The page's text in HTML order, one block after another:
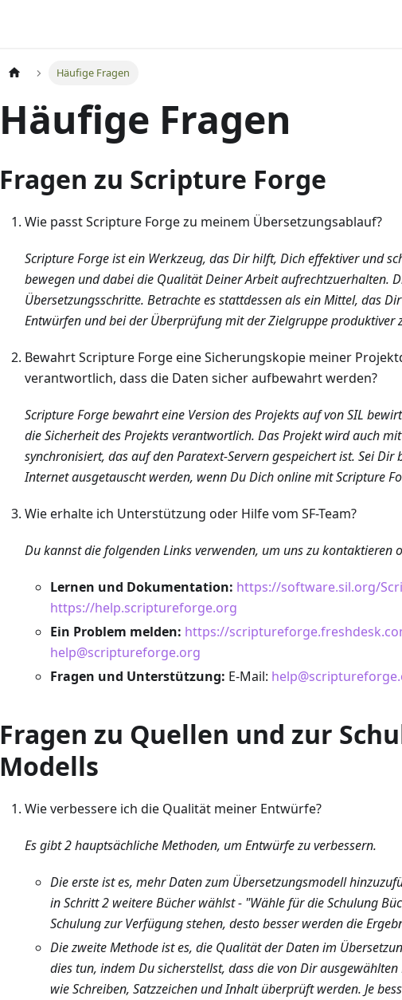
Häufige Fragen
Häufige Fragen
Fragen zu Scripture Forge
Wie passt Scripture Forge zu meinem Übersetzungsablauf?
Scripture Forge ist ein Werkzeug, das Dir hilft, Dich effektiver und
bewegen und dabei die Qualität Deiner Arbeit aufrechtzuerhalten.
Übersetzungsschritte. Betrachte es stattdessen als ein Mittel, das
Entwürfen und bei der Überprüfung mit der Zielgruppe produktiver
Bewahrt Scripture Forge eine Sicherungskopie meiner
verantwortlich, dass die Daten sicher aufbewahrt werden?
Scripture Forge bewahrt eine Version des Projekts auf von SIL
die Sicherheit des Projekts verantwortlich. Das Projekt wird auch
synchronisiert, das auf den Paratext-Servern gespeichert ist. Sei Dir
Internet ausgetauscht werden, wenn Du Dich online mit Scripture
Wie erhalte ich Unterstützung oder Hilfe vom SF-Team?
Du kannst die folgenden Links verwenden, um uns zu kontaktieren
Lernen und Dokumentation: https://software.sil.org/
https://help.scriptureforge.org
Ein Problem melden: https://
help@scriptureforge.org
Fragen und Unterstützung: E-Mail:
Fragen zu Quellen und zur
Modells
Wie verbessere ich die Qualität meiner Entwürfe?
Es gibt 2 hauptsächliche Methoden, um Entwürfe zu verbessern.
Die erste ist es, mehr Daten zum Übersetzungsmodell
in Schritt 2 weitere Bücher wählst - "Wähle für die Schulung
Schulung zur Verfügung stehen, desto besser werden die
Die zweite Methode ist es, die Qualität der Daten im
dies tun, indem Du sicherstellst, dass die von Dir
wie Schreiben, Satzzeichen und Inhalt überprüft werden. Je